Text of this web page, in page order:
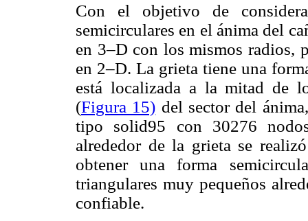
Con el objetivo de
semicirculares en el ánima del
en 3–D con los mismos radios,
en 2–D. La grieta tiene una
está localizada a la mitad de
(Figura 15) del sector del
tipo solid95 con 30276
alrededor de la grieta se
obtener una forma
triangulares muy pequeños
confiable.